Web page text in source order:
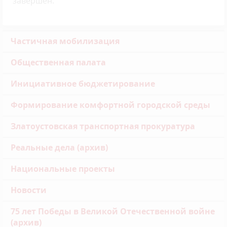
Частичная мобилизация
Общественная палата
Инициативное бюджетирование
Формирование комфортной городской среды
Златоустовская транспортная прокуратура
Реальные дела (архив)
Национальные проекты
Новости
75 лет Победы в Великой Отечественной войне
(архив)